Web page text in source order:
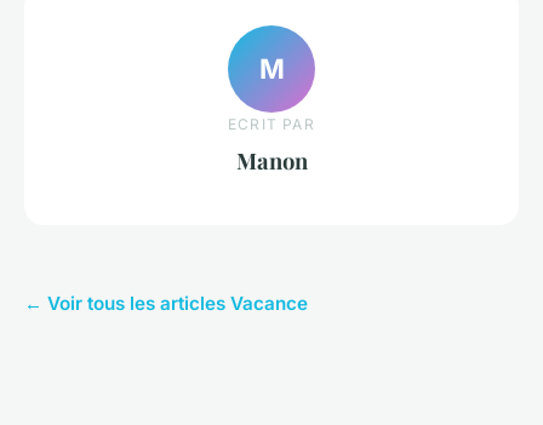
M
ECRIT PAR
Manon
← Voir tous les articles Vacance